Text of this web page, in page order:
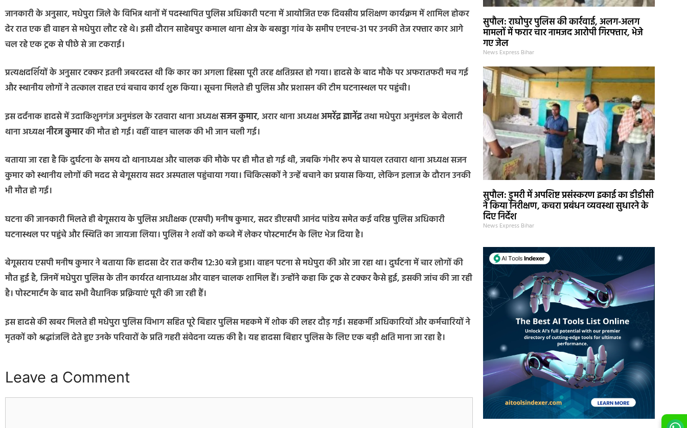
जानकारी के अनुसार, मधेपुरा जिले के विभिन्न थानों में पदस्थापित पुलिस अधिकारी पटना में आयोजित एक दिवसीय प्रशिक्षण कार्यक्रम में शामिल होकर
देर रात एक ही वाहन से मधेपुरा लौट रहे थे। इसी दौरान साहेबपुर कमाल थाना क्षेत्र के बखड्डा गांव के समीप एनएच-31 पर उनकी तेज रफ्तार कार आगे
चल रहे एक ट्रक से पीछे से जा टकराई।
प्रत्यक्षदर्शियों के अनुसार टक्कर इतनी जबरदस्त थी कि कार का अगला हिस्सा पूरी तरह क्षतिग्रस्त हो गया। हादसे के बाद मौके पर अफरातफरी मच गई
और स्थानीय लोगों ने तत्काल राहत एवं बचाव कार्य शुरू किया। सूचना मिलते ही पुलिस और प्रशासन की टीम घटनास्थल पर पहुंची।
इस दर्दनाक हादसे में उदाकिशुनगंज अनुमंडल के रतवारा थाना अध्यक्षसजन कुमार, अरार थाना अध्यक्षअमरेंद्र ज्ञानेंद्रतथा मधेपुरा अनुमंडल के बेलारी
थाना अध्यक्षनीरज कुमारकी मौत हो गई। वहीं वाहन चालक की भी जान चली गई।
बताया जा रहा है कि दुर्घटना के समय दो थानाध्यक्ष और चालक की मौके पर ही मौत हो गई थी, जबकि गंभीर रूप से घायल रतवारा थाना अध्यक्ष सजन
कुमार को स्थानीय लोगों की मदद से बेगूसराय सदर अस्पताल पहुंचाया गया। चिकित्सकों ने उन्हें बचाने का प्रयास किया, लेकिन इलाज के दौरान उनकी
भी मौत हो गई।
घटना की जानकारी मिलते ही बेगूसराय के पुलिस अधीक्षक (एसपी) मनीष कुमार, सदर डीएसपी आनंद पांडेय समेत कई वरिष्ठ पुलिस अधिकारी
घटनास्थल पर पहुंचे और स्थिति का जायजा लिया। पुलिस ने शवों को कब्जे में लेकर पोस्टमार्टम के लिए भेज दिया है।
बेगूसराय एसपी मनीष कुमार ने बताया कि हादसा देर रात करीब 12:30 बजे हुआ। वाहन पटना से मधेपुरा की ओर जा रहा था। दुर्घटना में चार लोगों की
मौत हुई है, जिनमें मधेपुरा पुलिस के तीन कार्यरत थानाध्यक्ष और वाहन चालक शामिल हैं। उन्होंने कहा कि ट्रक से टक्कर कैसे हुई, इसकी जांच की जा रही
है। पोस्टमार्टम के बाद सभी वैधानिक प्रक्रियाएं पूरी की जा रही हैं।
इस हादसे की खबर मिलते ही मधेपुरा पुलिस विभाग सहित पूरे बिहार पुलिस महकमे में शोक की लहर दौड़ गई। सहकर्मी अधिकारियों और कर्मचारियों ने
मृतकों को श्रद्धांजलि देते हुए उनके परिवारों के प्रति गहरी संवेदना व्यक्त की है। यह हादसा बिहार पुलिस के लिए एक बड़ी क्षति माना जा रहा है।
Leave a Comment
सुपौल: राघोपुर पुलिस की कार्रवाई, अलग-अलग
मामलों में फरार चार नामजद आरोपी गिरफ्तार, भेजे
गए जेल
News Express Bihar
सुपौल: डुमरी में अपशिष्ट प्रसंस्करण इकाई का डीडीसी
ने किया निरीक्षण, कचरा प्रबंधन व्यवस्था सुधारने के
दिए निर्देश
News Express Bihar